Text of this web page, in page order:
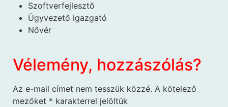
Szoftverfejlesztő
Ügyvezető igazgató
Nővér
Vélemény, hozzászólás?
Az e-mail címet nem tesszük közzé. A kötelező
mezőket * karakterrel jelöltük